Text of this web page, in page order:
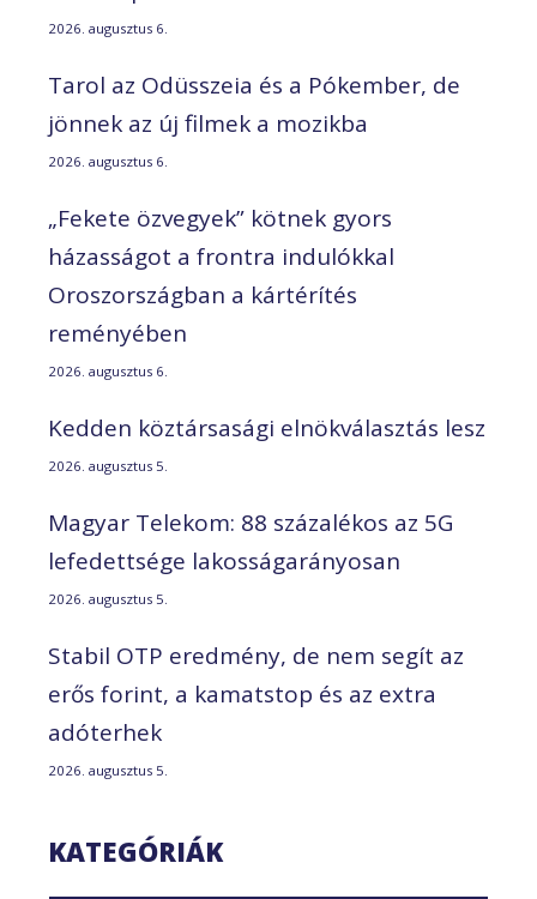
2026. augusztus 6.
Tarol az Odüsszeia és a Pókember, de
jönnek az új filmek a mozikba
2026. augusztus 6.
„Fekete özvegyek” kötnek gyors
házasságot a frontra indulókkal
Oroszországban a kártérítés
reményében
2026. augusztus 6.
Kedden köztársasági elnökválasztás lesz
2026. augusztus 5.
Magyar Telekom: 88 százalékos az 5G
lefedettsége lakosságarányosan
2026. augusztus 5.
Stabil OTP eredmény, de nem segít az
erős forint, a kamatstop és az extra
adóterhek
2026. augusztus 5.
KATEGÓRIÁK